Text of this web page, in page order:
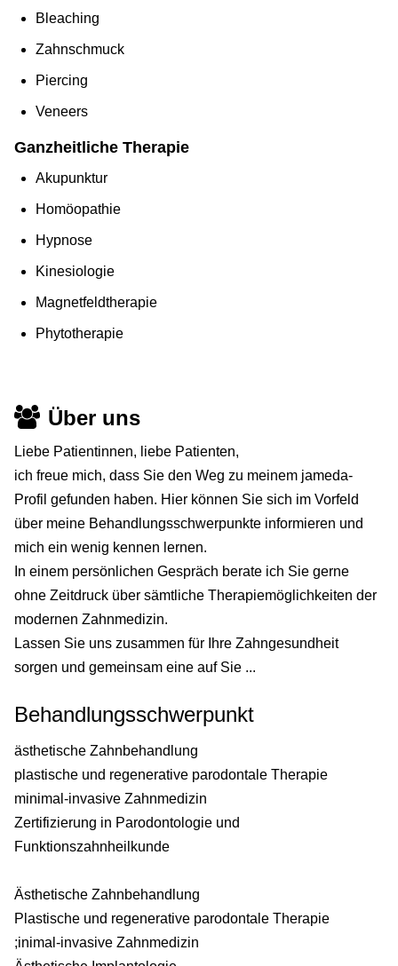
Bleaching
Zahnschmuck
Piercing
Veneers
Ganzheitliche Therapie
Akupunktur
Homöopathie
Hypnose
Kinesiologie
Magnetfeldtherapie
Phytotherapie
Über uns
Liebe Patientinnen, liebe Patienten,
ich freue mich, dass Sie den Weg zu meinem jameda-
Profil gefunden haben. Hier können Sie sich im Vorfeld
über meine Behandlungsschwerpunkte informieren und
mich ein wenig kennen lernen.
In einem persönlichen Gespräch berate ich Sie gerne
ohne Zeitdruck über sämtliche Therapiemöglichkeiten der
modernen Zahnmedizin.
Lassen Sie uns zusammen für Ihre Zahngesundheit
sorgen und gemeinsam eine auf Sie ...
Behandlungsschwerpunkt
ästhetische Zahnbehandlung
plastische und regenerative parodontale Therapie
minimal-invasive Zahnmedizin
Zertifizierung in Parodontologie und
Funktionszahnheilkunde
Ästhetische Zahnbehandlung
Plastische und regenerative parodontale Therapie
;inimal-invasive Zahnmedizin